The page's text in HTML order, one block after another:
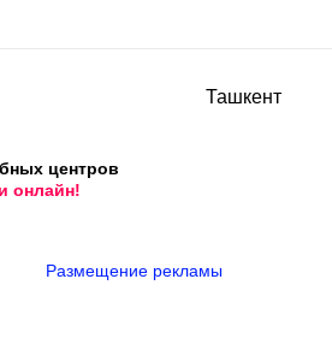
Ташкент
центров
онлайн!
Размещение рекламы